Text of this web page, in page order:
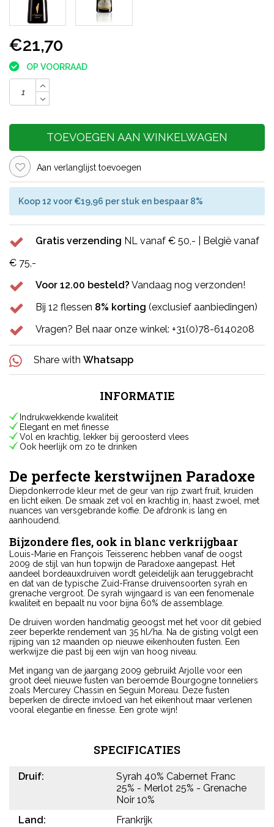
€21,70
OP VOORRAAD
TOEVOEGEN AAN WINKELWAGEN
Aan verlanglijst toevoegen
Koop 12 voor €19,96 per stuk en bespaar 8%
Gratis verzending NL vanaf € 50,- | België vanaf
€ 75,-
Voor 12.00 besteld? Vandaag nog verzonden!
Bij 12 flessen 8% korting (exclusief aanbiedingen)
Vragen? Bel naar onze winkel: +31(0)78-6140208
Share with Whatsapp
INFORMATIE
Indrukwekkende kwaliteit
Elegant en met finesse
Vol en krachtig, lekker bij geroosterd vlees
Ook heerlijk om zo te drinken
De perfecte kerstwijnen Paradoxe
Diepdonkerrode kleur met de geur van rijp zwart fruit, kruiden
en licht eiken. De smaak zet vol en krachtig in, haast zwoel, met
nuances van versgebrande koffie. De afdronk is lang en
aanhoudend.
Bijzondere fles, ook in blanc verkrijgbaar
Louis-Marie en François Teisserenc hebben vanaf de oogst
2009 de stijl van hun topwijn de Paradoxe aangepast. Het
aandeel bordeauxdruiven wordt geleidelijk aan teruggebracht
en dat van de typische Zuid-Franse druivensoorten syrah en
grenache vergroot. De syrah wijngaard is van een fenomenale
kwaliteit en bepaalt nu voor bijna 60% de assemblage.
De druiven worden handmatig geoogst met het voor dit gebied
zeer beperkte rendement van 35 hl/ha. Na de gisting volgt een
rijping van 12 maanden op nieuwe eikenhouten fusten. Een
werkwijze die past bij een wijn van hoog niveau.
Met ingang van de jaargang 2009 gebruikt Arjolle voor een
groot deel nieuwe fusten van beroemde Bourgogne tonneliers
zoals Mercurey Chassin en Seguin Moreau. Deze fusten
beperken de directe invloed van het eikenhout maar verlenen
vooral elegantie en finesse. Een grote wijn!
SPECIFICATIES
Druif:
Syrah 40% Cabernet Franc
25% - Merlot 25% - Grenache
Noir 10%
Land:
Frankrijk